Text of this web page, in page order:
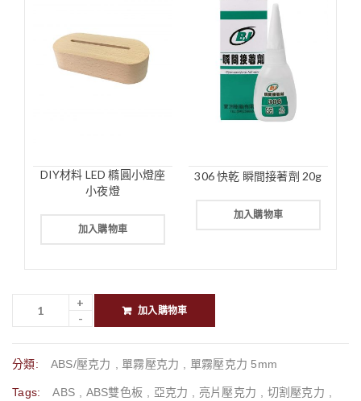
DIY材料 LED 橢圓小燈座
小夜燈
加入購物車
306 快乾 瞬間接著劑 20g
加入購物車
加入購物車
分類: ABS/壓克力 , 單霧壓克力 , 單霧壓克力 5mm
Tags: ABS , ABS雙色板 , 亞克力 , 亮片壓克力 , 切割壓克力 ,